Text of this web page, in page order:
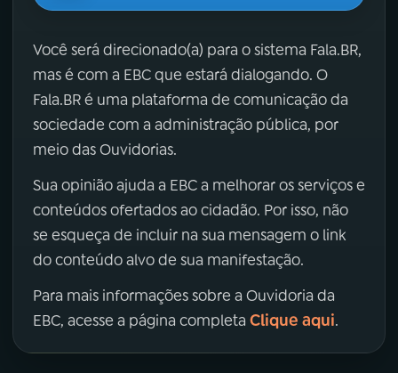
Você será direcionado(a) para o sistema Fala.BR,
mas é com a EBC que estará dialogando. O
Fala.BR é uma plataforma de comunicação da
sociedade com a administração pública, por
meio das Ouvidorias.
Sua opinião ajuda a EBC a melhorar os serviços e
conteúdos ofertados ao cidadão. Por isso, não
se esqueça de incluir na sua mensagem o link
do conteúdo alvo de sua manifestação.
Para mais informações sobre a Ouvidoria da
EBC, acesse a página completa Clique aqui.